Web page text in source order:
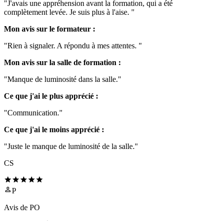
"J'avais une appréhension avant la formation, qui a été
complètement levée. Je suis plus à l'aise. "
Mon avis sur le formateur :
"Rien à signaler. A répondu à mes attentes. "
Mon avis sur la salle de formation :
"Manque de luminosité dans la salle."
Ce que j'ai le plus apprécié :
"Communication."
Ce que j'ai le moins apprécié :
"Juste le manque de luminosité de la salle."
CS
P
Avis de PO